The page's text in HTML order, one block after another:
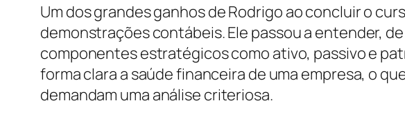
Um dos grandes ganhos de Rodrigo ao concluir o
demonstrações contábeis. Ele passou a entender,
componentes estratégicos como ativo, passivo e
forma clara a saúde financeira de uma empresa, o
demandam uma análise criteriosa.